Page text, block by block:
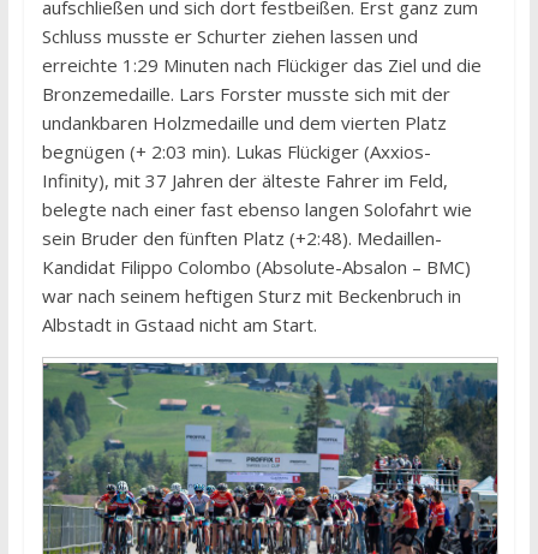
aufschließen und sich dort festbeißen. Erst ganz zum
Schluss musste er Schurter ziehen lassen und
erreichte 1:29 Minuten nach Flückiger das Ziel und die
Bronzemedaille. Lars Forster musste sich mit der
undankbaren Holzmedaille und dem vierten Platz
begnügen (+ 2:03 min). Lukas Flückiger (Axxios-
Infinity), mit 37 Jahren der älteste Fahrer im Feld,
belegte nach einer fast ebenso langen Solofahrt wie
sein Bruder den fünften Platz (+2:48). Medaillen-
Kandidat Filippo Colombo (Absolute-Absalon – BMC)
war nach seinem heftigen Sturz mit Beckenbruch in
Albstadt in Gstaad nicht am Start.